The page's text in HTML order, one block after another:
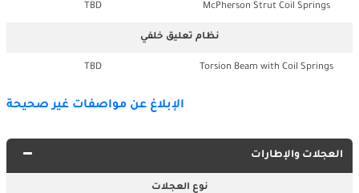
McPherson Strut Coil Springs
TBD
نظام تعليق خلفي
Torsion Beam with Coil Springs
TBD
الإبلاغ عن مواصفات غير صحيحة
العجلات والإطارات
نوع العجلات